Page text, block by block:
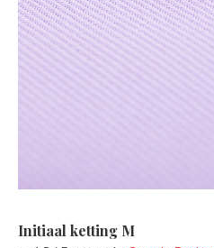
Initiaal ketting M